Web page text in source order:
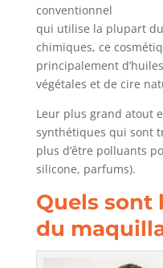
conventionnel
qui utilise la plupart
chimiques, ce
principalement
végétales et de cire
Leur plus grand atout
synthétiques qui sont
plus d’être polluants
silicone, parfums).
Quels sont
du